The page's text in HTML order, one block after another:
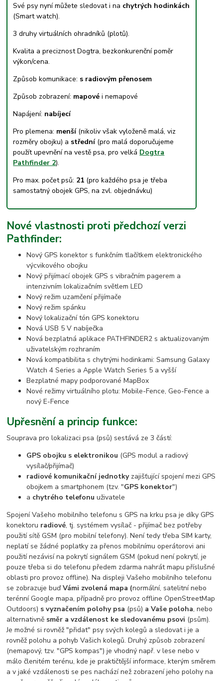
Své psy nyní můžete sledovat i na chytrých hodinkách
(Smart watch).
3 druhy virtuálních ohradníků (plotů).
Kvalita a preciznost Dogtra, bezkonkurenční poměr
výkon/cena.
Způsob komunikace: s radiovým přenosem
Způsob zobrazení: mapovéi nemapové
Napájení: nabíjecí
Pro plemena: menší(nikoliv však vyloženě malá, viz
rozměry obojku) a střední(pro malá doporučujeme
použít upevnění na vestě psa, pro velká Dogtra
Pathfinder 2).
Pro max. počet psů: 21 (pro každého psa je třeba
samostatný obojek GPS, na zvl. objednávku)
Nové vlastnosti proti předchozí verzi
Pathfinder:
Nový GPS konektor s funkčním tlačítkem elektronického
výcvikového obojku
Nový přijímací obojek GPS s vibračním pagerem a
intenzivním lokalizačním světlem LED
Nový režim uzamčení přijímače
Nový režim spánku
Nový lokalizační tón GPS konektoru
Nová USB 5 V nabíječka
Nová bezplatná aplikace PATHFINDER2 s aktualizovaným
uživatelským rozhraním
Nová kompatibilita s chytrými hodinkami: Samsung Galaxy
Watch 4 Series a Apple Watch Series 5 a vyšší
Bezplatné mapy podporované MapBox
Nové režimy virtuálního plotu: Mobile-Fence, Geo-Fence a
nový E-Fence
Upřesnění a princip funkce:
Souprava pro lokalizaci psa (psů) sestává ze 3 částí:
GPS obojku s elektronikou (GPS modul a radiový
vysílač/přijímač)
radiové komunikační jednotkyzajišťující spojení mezi GPS
obojkem a smartphonem (tzv. "GPS konektor")
a chytrého telefonu uživatele
Spojení Vašeho mobilního telefonu s GPS na krku psa je díky GPS
konektoru radiové, tj. systémem vysílač - přijímač bez potřeby
použití sítě GSM (pro mobilní telefony). Není tedy třeba SIM karty,
neplatí se žádné poplatky za přenos mobilnímu operátorovi ani
použití nezávisí na pokrytí signálem GSM (pokud není pokrytí, je
pouze třeba si do telefonu předem zdarma nahrát mapu příslušné
oblasti pro provoz offline). Na displeji Vašeho mobilního telefonu
se zobrazuje buďVámi zvolená mapa (normální, satelitní nebo
terénní Google mapa, případně pro provoz offline OpenStreetMap
Outdoors) s vyznačením polohy psa (psů) a Vaše poloha, nebo
alternativně směr a vzdálenost ke sledovanému psovi (psům).
Je možné si rovněž "přidat" psy svých kolegů a sledovat i je a
rovněž polohu a pohyb Vašich kolegů. Druhý způsob zobrazení
(nemapový, tzv. "GPS kompas") je vhodný např. v lese nebo v
málo členitém terénu, kde je praktičtější informace, kterým směrem
a v jaké vzdálenosti se pes nachází než zobrazení jeho polohy na